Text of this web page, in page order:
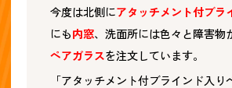
今度は北側にアタッチメント付ブラ
にも内窓、洗面所には色々と障害物
ペアガラスを注文しています。
「アタッチメント付ブラインド入